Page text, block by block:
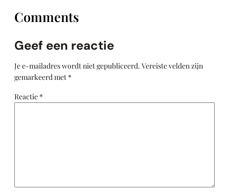
Comments
Geef een reactie
Je e-mailadres wordt niet gepubliceerd. Vereiste velden zijn
gemarkeerd met *
Reactie *